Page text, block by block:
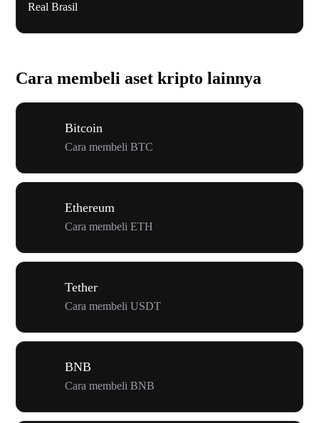
Real Brasil
Cara membeli aset kripto lainnya
Bitcoin
Cara membeli BTC
Ethereum
Cara membeli ETH
Tether
Cara membeli USDT
BNB
Cara membeli BNB